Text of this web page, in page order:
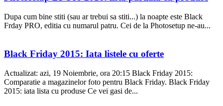
Dupa cum bine stiti (sau ar trebui sa stiti...) la noapte este Black
Frday PRO, editia cu numarul patru. Cei de la Photosetup ne-au...
Black Friday 2015: Iata listele cu oferte
Actualizat: azi, 19 Noiembrie, ora 20:15 Black Friday 2015:
Comparatie a magazinelor foto pentru Black Friday. Black Friday
2015: iata lista cu produse Ce vei gasi de...